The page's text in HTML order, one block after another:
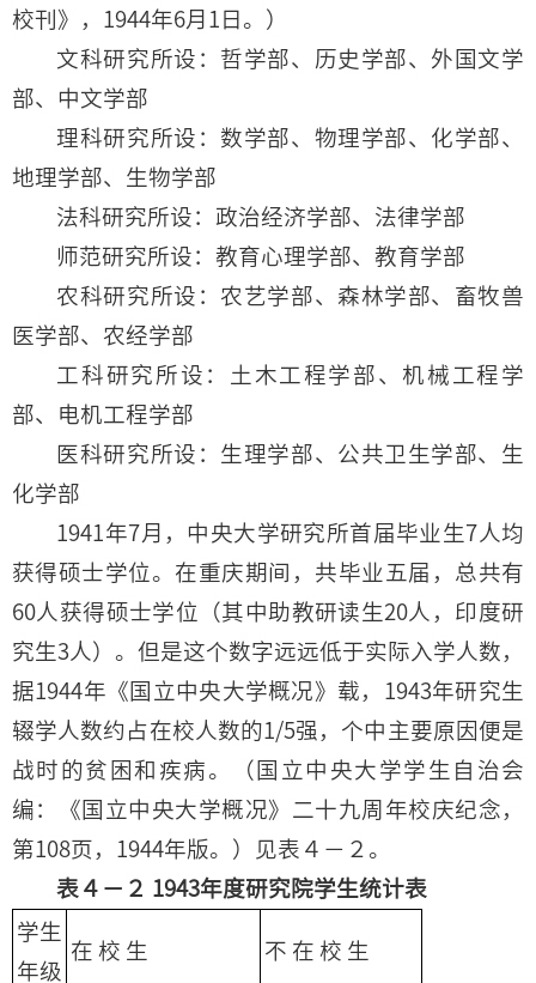
校刊》，1944年6月1日。）
文科研究所设：哲学部、历史学部、外国文学
部、中文学部
理科研究所设：数学部、物理学部、化学部、
地理学部、生物学部
法科研究所设：政治经济学部、法律学部
师范研究所设：教育心理学部、教育学部
农科研究所设：农艺学部、森林学部、畜牧兽
医学部、农经学部
工科研究所设：土木工程学部、机械工程学
部、电机工程学部
医科研究所设：生理学部、公共卫生学部、生
化学部
1941年7月，中央大学研究所首届毕业生7人均
获得硕士学位。在重庆期间，共毕业五届，总共有
60人获得硕士学位（其中助教研读生20人，印度研
究生3人）。但是这个数字远远低于实际入学人数，
据1944年《国立中央大学概况》载，1943年研究生
辍学人数约占在校人数的1/5强，个中主要原因便是
战时的贫困和疾病。（国立中央大学学生自治会
编：《国立中央大学概况》二十九周年校庆纪念，
第108页，1944年版。）见表４－２。
表４－２ 1943年度研究院学生统计表
学生
年级
在 校 生 不 在 校 生